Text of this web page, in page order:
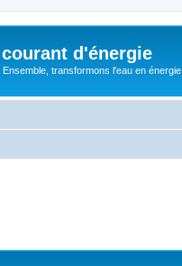
courant d'énergie
transformons l'eau en énergie.